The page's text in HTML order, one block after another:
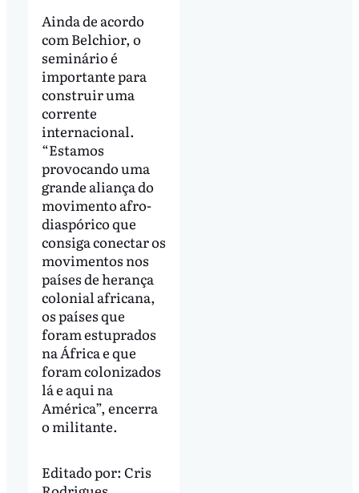
Ainda de acordo
com Belchior, o
seminário é
importante para
construir uma
corrente
internacional.
“Estamos
provocando uma
grande aliança do
movimento afro-
diaspórico que
consiga conectar os
movimentos nos
países de herança
colonial africana,
os países que
foram estuprados
na África e que
foram colonizados
lá e aqui na
América”, encerra
o militante.
Editado por: Cris